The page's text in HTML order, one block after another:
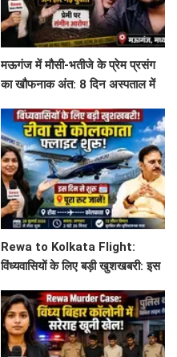
मऊगंज में मौसी-भतीजे के प्रेम प्रसंग
का खौफनाक अंत: 8 दिन अस्पताल में
आरोप!
Rewa to Kolkata Flight:
विंध्यवासियों के लिए बड़ी खुशखबरी: इस
फ्लाइट, जानें पूरा रूट!